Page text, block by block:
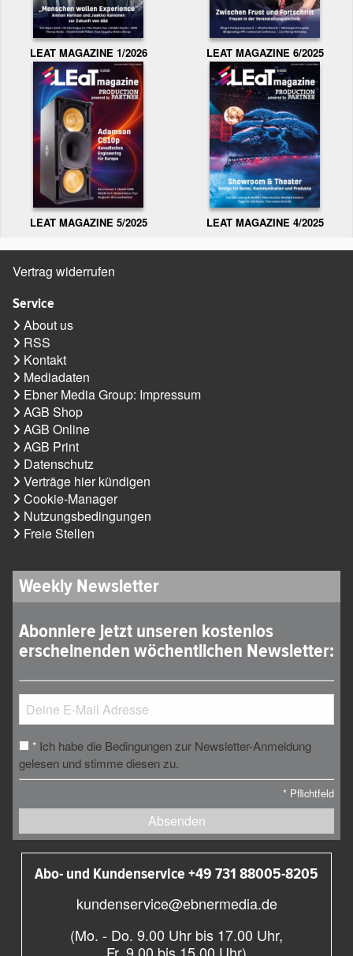
LEAT MAGAZINE 1/2026 LEAT MAGAZINE 6/2025
LEAT MAGAZINE 5/2025 LEAT MAGAZINE 4/2025
Vertrag widerrufen
Service
About us
RSS
Kontakt
Mediadaten
Ebner Media Group: Impressum
AGB Shop
AGB Online
AGB Print
Datenschutz
Verträge hier kündigen
Cookie-Manager
Nutzungsbedingungen
Freie Stellen
Weekly Newsletter
Abonniere jetzt unseren kostenlos
erscheinenden wöchentlichen Newsletter:
* Ich habe die Bedingungen zur Newsletter-Anmeldung
gelesen und stimme diesen zu.
* Pflichtfeld
Absenden
Abo- und Kundenservice +49 731 88005-8205
kundenservice@ebnermedia.de
(Mo. - Do. 9.00 Uhr bis 17.00 Uhr,